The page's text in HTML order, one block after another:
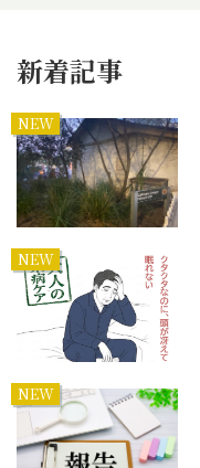
新着記事
NEW
NEW
NEW